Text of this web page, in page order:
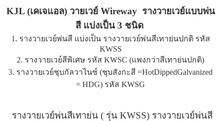
KJL (เคเจแอล) วายเวย์ Wireway รางวายเวย์แบบพ่น
สี แบ่งเป็น 3 ชนิด
1. รางวายเวย์พ่นสี แบ่งเป็น รางวายเวย์พ่นสีเทาย่นปกติ รหัส
KWSS
2. รางวายเวย์สีพิเศษ รหัส KWSC (แพงกว่าสีเทาย่นปกติ)
3. รางวายเวย์ชุบกัลวาไนซ์ (ชุบสังกะสี =HotDippedGalvanized
= HDG) รหัส KWSG
รางวายเวย์พ่นสีเทาย่น ( รุ่น KWSS) รางวายเวย์พ่นสี